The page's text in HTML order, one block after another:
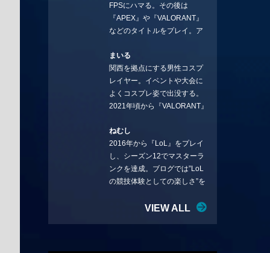
ことを言っていきます。X：
https://x.com/stormKUBO
YouTube：
rmKUBO
FPSにハマる。その後は
『APEX』や『VALORANT』
などのタイトルをプレイ。ア
BGMなどを手掛ける作曲家と
フリーランスのライターの二
足の草鞋を履いて幅広く活動
中。無類のラーメン好き！
Twitter:@ongakucas
まいる
関西を拠点にする男性コスプ
レイヤー。イベントや大会に
よくコスプレ姿で出没する。
2021年頃から『VALORANT』
続ける。現在の推しチームは
「CREST GAMING」。X：
@mlunias（Photo by
Subaru.F.）
ねむし
2016年から『LoL』をプレイ
し、シーズン12でマスターラ
ンクを達成。ブログでは”LoL
の競技体験としての楽しさ”を
リーを愛し、元ADCメイン
VIEW ALL